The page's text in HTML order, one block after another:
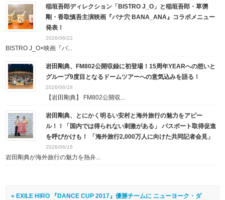
稲垣吾郎ディレクション「BISTRO J_O」と稲垣吾郎・草彅
剛・香取慎吾主演映画『バナ穴 BANA_ANA』コラボメニュー
発表！
2026/06/22
BISTRO J_O×映画『バ...
岩田剛典、FM802公開収録に初登場！15周年YEARへの想いと
グループ9度目となるドームツアーへの意気込みを語る！
2026/06/18
【岩田剛典】 FM802公開収...
岩田剛典、とにかく明るい安村と海外旅行の魅力をアピー
ル！！「国内では得られない刺激がある」 パスポート取得促進
を呼びかけも！ 「海外旅行2,000万人に向けた共同記者会見」
2026/06/16
岩田剛典が海外旅行の魅力を熱弁...
« EXILE HIRO 『DANCE CUP 2017』優勝チームに ニューヨーク・ダ